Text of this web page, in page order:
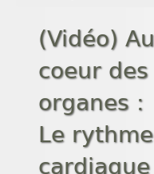
(Vidéo) Au
coeur des
organes :
Le rythme
cardiaque